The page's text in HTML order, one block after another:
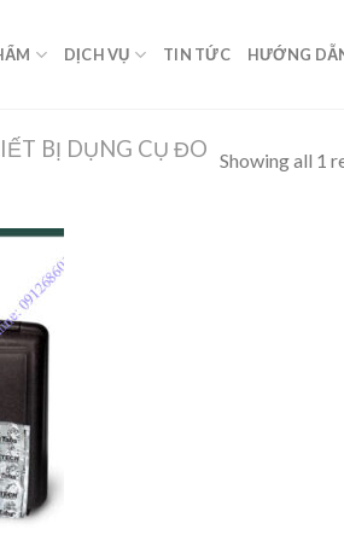
DỊCH VỤ TIN TỨC HƯỚNG
BỊ DỤNG CỤ ĐO Showing all 1
Add to
Wishlist